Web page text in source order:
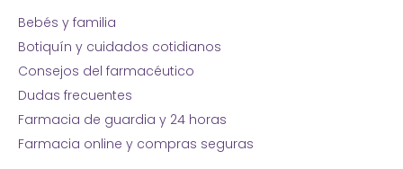
Bebés y familia
Botiquín y cuidados cotidianos
Consejos del farmacéutico
Dudas frecuentes
Farmacia de guardia y 24 horas
Farmacia online y compras seguras